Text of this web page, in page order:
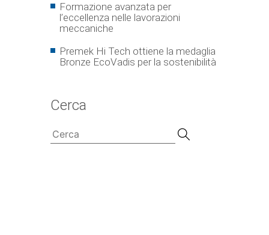
Formazione avanzata per
l’eccellenza nelle lavorazioni
meccaniche
Premek Hi Tech ottiene la medaglia
Bronze EcoVadis per la sostenibilità
Cerca